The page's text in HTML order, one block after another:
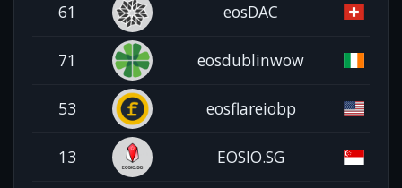
61 eosDAC
71 eosdublinwow
53 eosflareiobp
13 EOSIO.SG